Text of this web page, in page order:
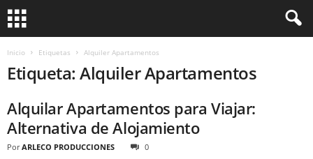
Inicio Etiquetas Alquiler Apartamentos
Etiqueta: Alquiler Apartamentos
Alquilar Apartamentos para Viajar:
Alternativa de Alojamiento
Por ARLECO PRODUCCIONES 0